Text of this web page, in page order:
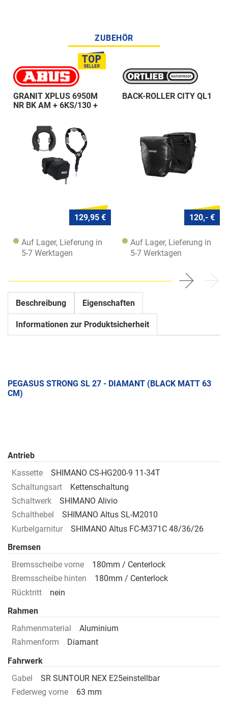
ZUBEHÖR
GRANIT XPLUS 6950M
NR BK AM + 6KS/130 +
129,95 €
Auf Lager, Lieferung in
5-7 Werktagen
BACK-ROLLER CITY QL1
120,- €
Auf Lager, Lieferung in
5-7 Werktagen
Beschreibung Eigenschaften
Informationen zur Produktsicherheit
PEGASUS STRONG SL 27 - DIAMANT (BLACK MATT 63
CM)
Antrieb
Kassette
SHIMANO CS-HG200-9 11-34T
Schaltungsart
Kettenschaltung
Schaltwerk
SHIMANO Alivio
Schalthebel
SHIMANO Altus SL-M2010
Kurbelgarnitur
SHIMANO Altus FC-M371C 48/36/26
Bremsen
Bremsscheibe vorne
180mm / Centerlock
Bremsscheibe hinten
180mm / Centerlock
Rücktritt
nein
Rahmen
Rahmenmaterial
Aluminium
Rahmenform
Diamant
Fahrwerk
Gabel
SR SUNTOUR NEX E25einstellbar
Federweg vorne
63 mm